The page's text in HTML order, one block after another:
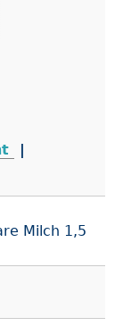
|
Milch 1,5